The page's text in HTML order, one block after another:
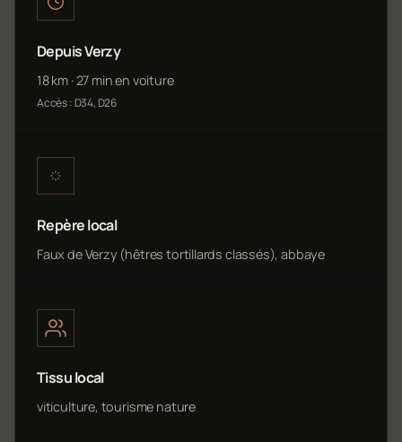
Depuis Verzy
18 km · 27 min en voiture
Accès : D34, D26
Repère local
Faux de Verzy (hêtres tortillards classés), abbaye
Tissu local
viticulture, tourisme nature